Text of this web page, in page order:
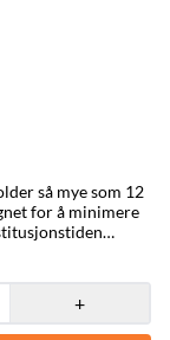
for å minimere
du kan avverge
kan øke
i
+